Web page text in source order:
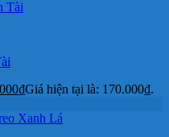
₫Giá hiện tại là: 170.000₫.